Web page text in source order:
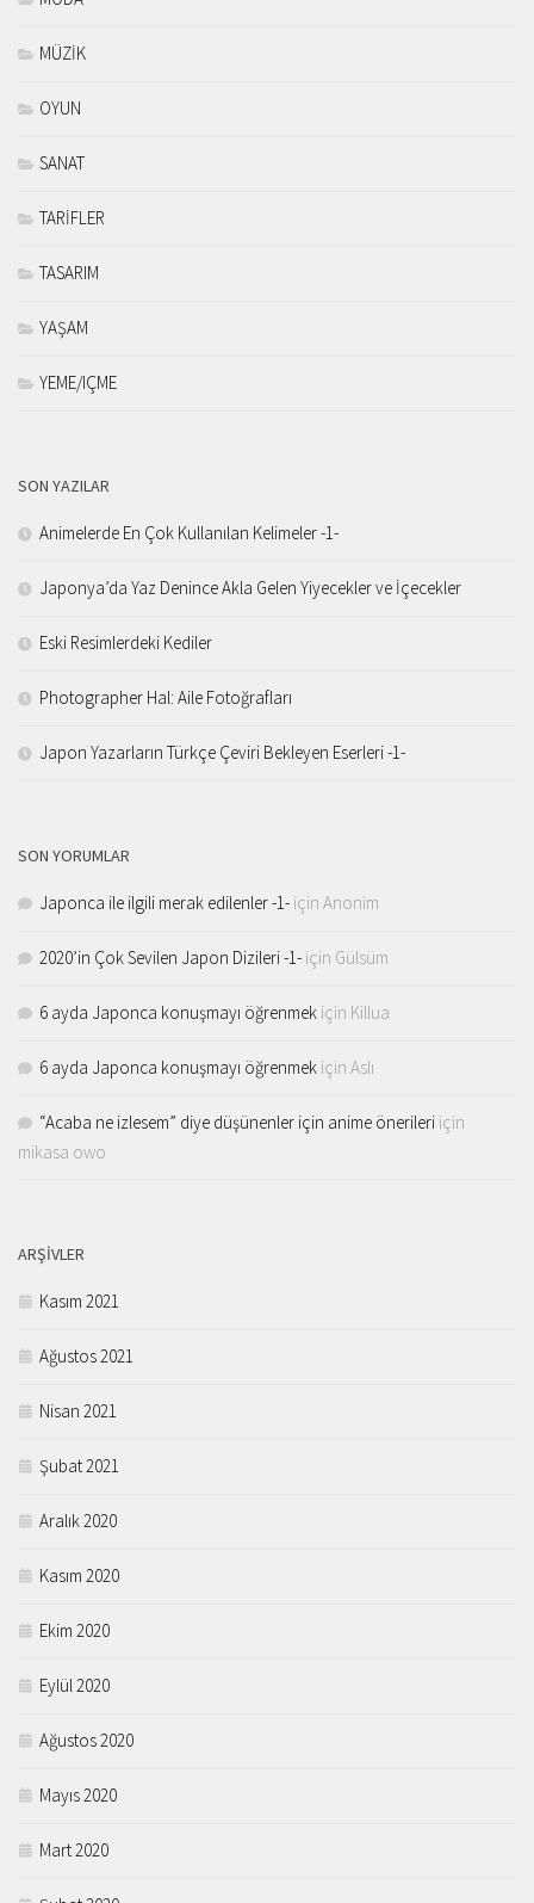
MÜZİK
OYUN
SANAT
TARİFLER
TASARIM
YAŞAM
YEME/IÇME
SON YAZILAR
Animelerde En Çok Kullanılan Kelimeler -1-
Japonya’da Yaz Denince Akla Gelen Yiyecekler ve İçecekler
Eski Resimlerdeki Kediler
Photographer Hal: Aile Fotoğrafları
Japon Yazarların Türkçe Çeviri Bekleyen Eserleri -1-
SON YORUMLAR
Japonca ile ilgili merak edilenler -1- için Anonim
2020’in Çok Sevilen Japon Dizileri -1- için Gülsüm
6 ayda Japonca konuşmayı öğrenmek için Killua
6 ayda Japonca konuşmayı öğrenmek için Aslı
“Acaba ne izlesem” diye düşünenler için anime önerileri için
mikasa owo
ARŞIVLER
Kasım 2021
Ağustos 2021
Nisan 2021
Şubat 2021
Aralık 2020
Kasım 2020
Ekim 2020
Eylül 2020
Ağustos 2020
Mayıs 2020
Mart 2020